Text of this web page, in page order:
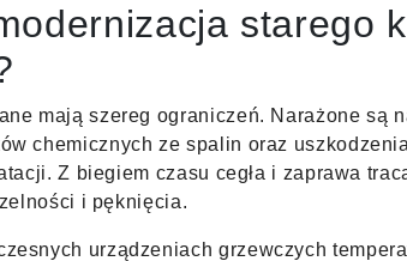
starego
mają szereg ograniczeń. Narażone są
chemicznych ze spalin oraz
Z biegiem czasu cegła i zaprawa
i pęknięcia.
urządzeniach grzewczych